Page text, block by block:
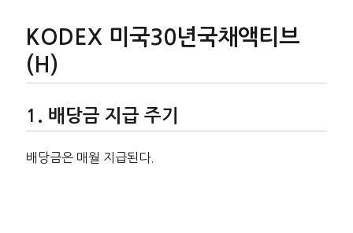
KODEX 미국30년국채액티브
(H)
배당금 지급 주기
배당금은 매월 지급된다.